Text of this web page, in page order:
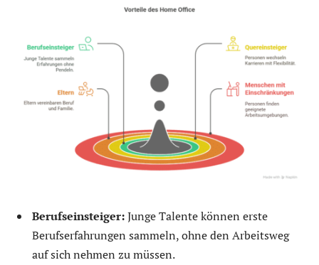
Berufseinsteiger:Junge Talente können erste
Berufserfahrungen sammeln, ohne den Arbeitsweg
auf sich nehmen zu müssen.